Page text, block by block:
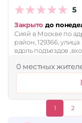
5
Закрыто до
Сияй в Москве по
район, 129366,
вдоль подъездов
0 местных
1 2